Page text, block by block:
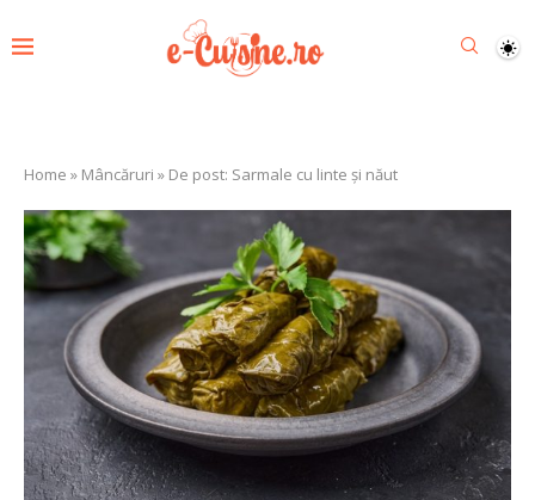
Home » Mâncăruri » De post: Sarmale cu linte și năut